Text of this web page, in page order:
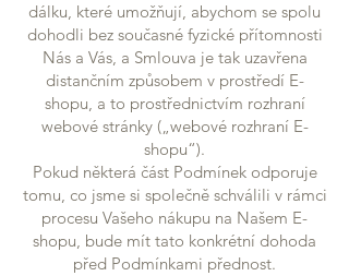
dálku, které umožňují, abychom se spolu
dohodli bez současné fyzické přítomnosti
Nás a Vás, a Smlouva je tak uzavřena
distančním způsobem v prostředí E-
shopu, a to prostřednictvím rozhraní
webové stránky („webové rozhraní E-
shopu“).
Pokud některá část Podmínek odporuje
tomu, co jsme si společně schválili v rámci
procesu Vašeho nákupu na Našem E-
shopu, bude mít tato konkrétní dohoda
před Podmínkami přednost.